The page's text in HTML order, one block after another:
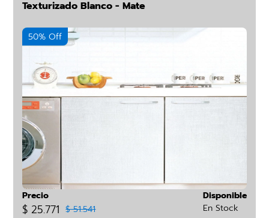
Texturizado Blanco - Mate
50% Off
Precio
$ 25.771 $ 51.541
Disponible
En Stock